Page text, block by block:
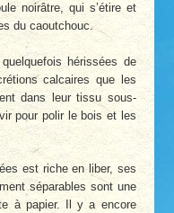
noirâtre, qui s’étire et
du caoutchouc.
hérissées de
calcaires que les
dans leur tissu sous-
pour polir le bois et les
est riche en liber, ses
séparables sont une
à papier. Il y a encore